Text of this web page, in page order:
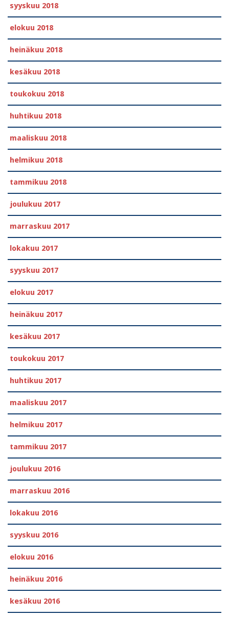
syyskuu 2018
elokuu 2018
heinäkuu 2018
kesäkuu 2018
toukokuu 2018
huhtikuu 2018
maaliskuu 2018
helmikuu 2018
tammikuu 2018
joulukuu 2017
marraskuu 2017
lokakuu 2017
syyskuu 2017
elokuu 2017
heinäkuu 2017
kesäkuu 2017
toukokuu 2017
huhtikuu 2017
maaliskuu 2017
helmikuu 2017
tammikuu 2017
joulukuu 2016
marraskuu 2016
lokakuu 2016
syyskuu 2016
elokuu 2016
heinäkuu 2016
kesäkuu 2016